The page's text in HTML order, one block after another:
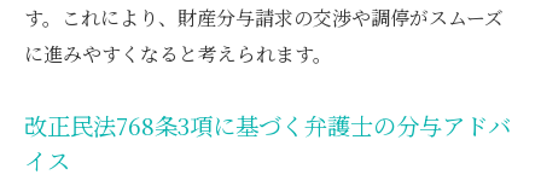
す。これにより、財産分与請求の交渉や調停がスムーズ
に進みやすくなると考えられます。
改正民法768条3項に基づく弁護士の分与アドバ
イス